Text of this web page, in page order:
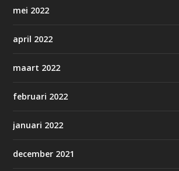
mei 2022
april 2022
maart 2022
februari 2022
januari 2022
december 2021